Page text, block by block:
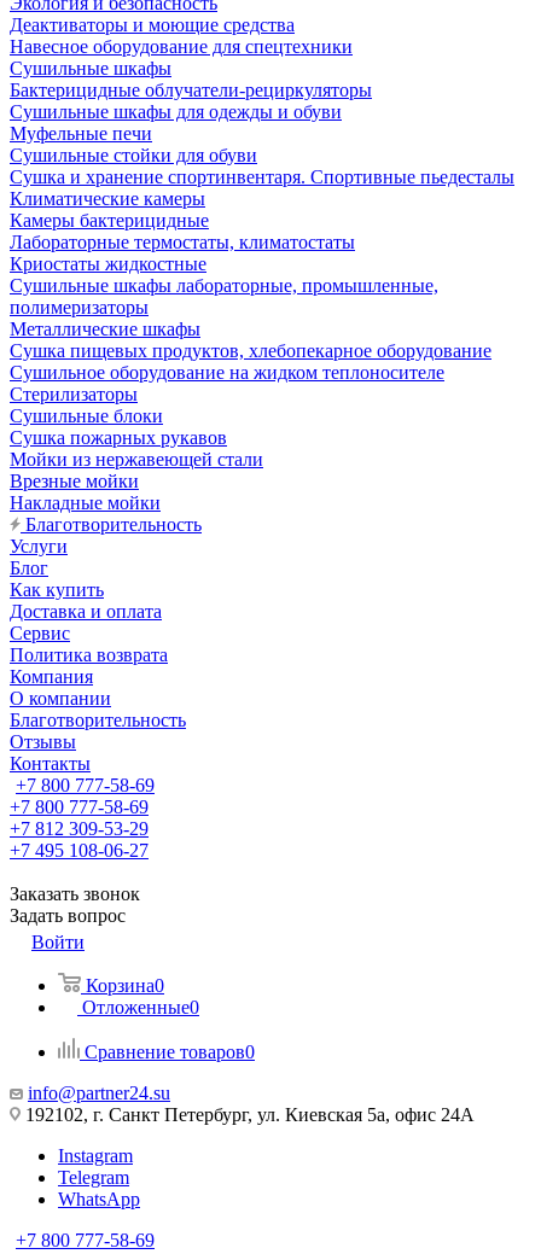
Деактиваторы и моющие средства
Навесное оборудование для спецтехники
Сушильные шкафы
Бактерицидные облучатели-рециркуляторы
Сушильные шкафы для одежды и обуви
Муфельные печи
Сушильные стойки для обуви
Сушка и хранение спортинвентаря. Спортивные пьедесталы
Климатические камеры
Камеры бактерицидные
Лабораторные термостаты, климатостаты
Криостаты жидкостные
Сушильные шкафы лабораторные, промышленные,
полимеризаторы
Металлические шкафы
Сушка пищевых продуктов, хлебопекарное оборудование
Сушильное оборудование на жидком теплоносителе
Стерилизаторы
Сушильные блоки
Сушка пожарных рукавов
Мойки из нержавеющей стали
Врезные мойки
Накладные мойки
Благотворительность
Услуги
Блог
Как купить
Доставка и оплата
Сервис
Политика возврата
Компания
О компании
Благотворительность
Отзывы
Контакты
+7 800 777-58-69
+7 800 777-58-69
+7 812 309-53-29
+7 495 108-06-27
Заказать звонок
Задать вопрос
Войти
Корзина0
Отложенные0
Сравнение товаров0
info@partner24.su
192102, г. Санкт Петербург, ул. Киевская 5а, офис 24А
Instagram
Telegram
WhatsApp
+7 800 777-58-69